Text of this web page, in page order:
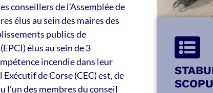
conseillers de l’Assemblée de
élus au sein des maires des
publics de
élus au sein de 3
incendie dans leur
de Corse (CEC) est, de
l’un des membres du conseil